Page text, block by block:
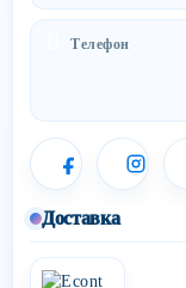
Телефон
Доставка